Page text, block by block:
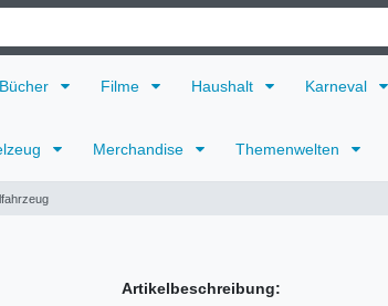
Bücher Filme Haushalt Karneval
Merchandise Themenwelten
Artikelbeschreibung: